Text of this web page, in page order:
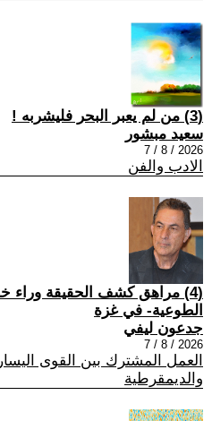
(3) من لم يعبر البحر فليشربه !
سعيد مبشور
2026 / 8 / 7
الادب والفن
(4) مراهق كشف الحقيقة وراء
الطوعية- في غزة
جدعون ليفي
2026 / 8 / 7
العمل المشترك بين القوى
والديمقرطية